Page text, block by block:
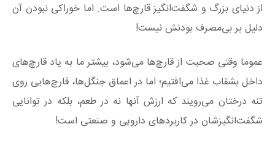
از دنیای بزرگ و شگفت‌انگیز قارچ‌ها است. اما خوراکی نبودن آن
دلیل بر بی‌مصرف بودنش نیست!
عموما وقتی صحبت از قارچ‌ها می‌شود، بیشتر ما به یاد قارچ‌های
داخل بشقاب غذا می‌افتیم؛ اما در اعماق جنگل‌ها، قارچ‌هایی روی
تنه درختان می‌رویند که ارزش آنها نه در طعم، بلکه در توانایی
شگفت‌انگیزشان در کاربردهای دارویی و صنعتی است!